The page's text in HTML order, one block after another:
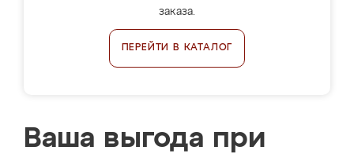
заказа.
ПЕРЕЙТИ В КАТАЛОГ
Ваша выгода при